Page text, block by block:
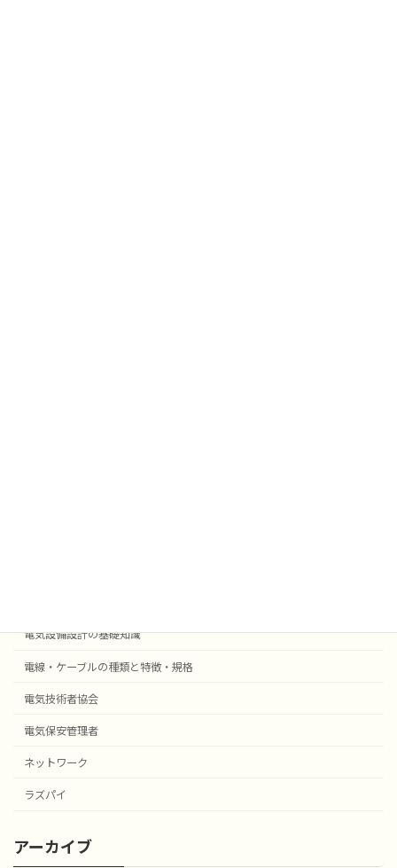
電気設備設計の基礎知識
電線・ケーブルの種類と特徴・規格
電気技術者協会
電気保安管理者
ネットワーク
ラズパイ
アーカイブ